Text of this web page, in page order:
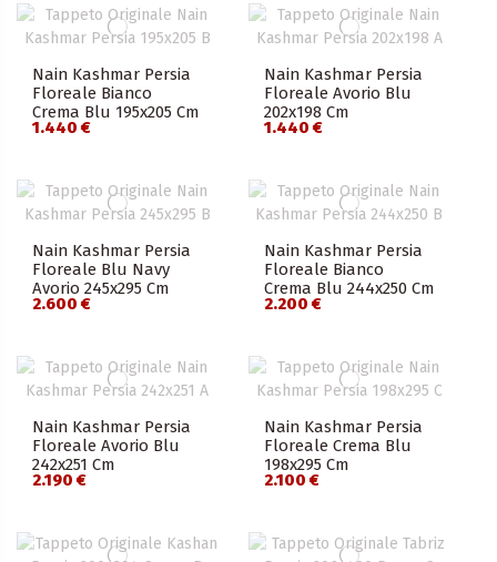
Nain Kashmar Persia
Floreale Bianco
Crema Blu 195x205 Cm
1.440 €
Nain Kashmar Persia
Floreale Avorio Blu
202x198 Cm
1.440 €
Nain Kashmar Persia
Floreale Blu Navy
Avorio 245x295 Cm
2.600 €
Nain Kashmar Persia
Floreale Bianco
Crema Blu 244x250 Cm
2.200 €
Nain Kashmar Persia
Floreale Avorio Blu
242x251 Cm
2.190 €
Nain Kashmar Persia
Floreale Crema Blu
198x295 Cm
2.100 €